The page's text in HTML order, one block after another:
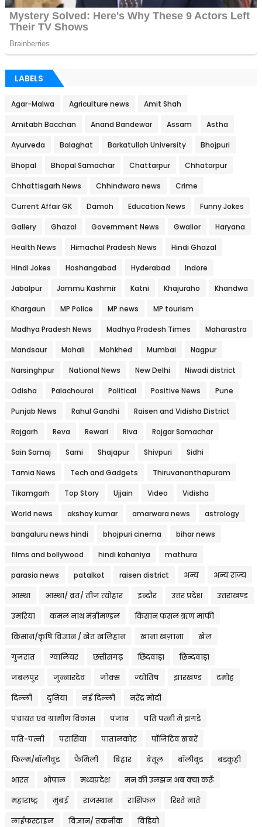
LABELS
Agar-Malwa Agriculture news Amit Shah
Amitabh Bacchan Anand Bandewar Assam Astha
Ayurveda Balaghat Barkatullah University Bhojpuri
Bhopal Bhopal Samachar Chattarpur Chhatarpur
Chhattisgarh News Chhindwara news Crime
Current Affair GK Damoh Education News Funny Jokes
Gallery Ghazal Government News Gwalior Haryana
Health News Himachal Pradesh News Hindi Ghazal
Hindi Jokes Hoshangabad Hyderabad Indore
Jabalpur Jammu Kashmir Katni Khajuraho Khandwa
Khargaun MP Police MP news MP tourism
Madhya Pradesh News Madhya Pradesh Times Maharastra
Mandsaur Mohali Mohkhed Mumbai Nagpur
Narsinghpur National News New Delhi Niwadi district
Odisha Palachourai Political Positive News Pune
Punjab News Rahul Gandhi Raisen and Vidisha District
Rajgarh Reva Rewari Riva Rojgar Samachar
Sain Samaj Sarni Shajapur Shivpuri Sidhi
Tamia News Tech and Gadgets Thiruvananthapuram
Tikamgarh Top Story Ujjain Video Vidisha
World news akshay kumar amarwara news astrology
bangaluru news hindi bhojpuri cinema bihar news
films and bollywood hindi kahaniya mathura
parasia news patalkot raisen district अन्य अन्य राज्य
आस्था आस्था/ व्रत/ तीज त्‍योहार इन्दौर उत्तर प्रदेश उत्तराखण्ड
उमरिया कमल नाथ मंत्रीमण्डल किसान फसल ऋण माफी
किसान/कृषि विज्ञान / खेत खलिहान खाना खज़ाना खेल
गुजरात ग्वालियर छत्तीसगढ़ छिंदवाड़ा छिन्दवाड़ा
जबलपुर जुन्नारदेव जोक्स ज्योतिष झारखण्ड दमोह
दिल्ली दुनिया नई दिल्ली नरेंद्र मोदी
पंचायत एवं ग्रामीण विकास पंजाब पति पत्नी में झगड़े
पति-पत्नी परासिया पातालकोट पॉजिटिव खबरें
फिल्म/बॉलीवुड फैमिली बिहार बेतूल बॉलीवुड बड़कुही
भारत भोपाल मध्यप्रदेश मन की उलझन अब क्या करूँ
महाराष्ट्र मुंबई राजस्थान राशिफल रिश्ते नाते
लाईफस्टाइल विज्ञान/ तकनीक विडियो